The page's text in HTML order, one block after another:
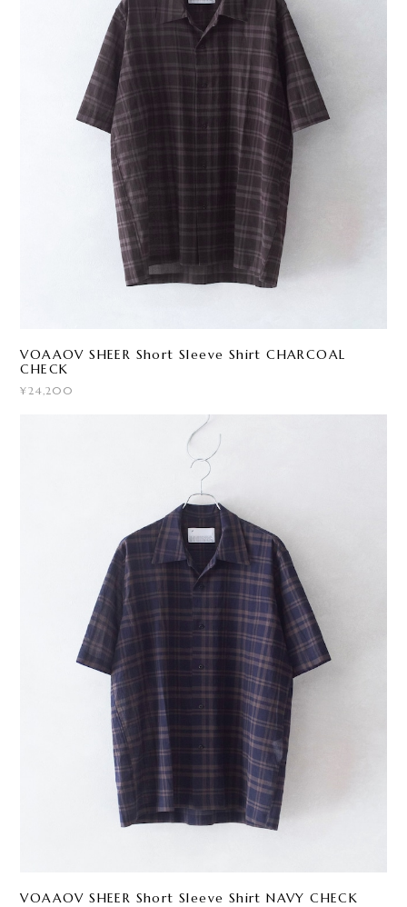
VOAAOV SHEER Short Sleeve Shirt CHARCOAL
CHECK
¥24,200
VOAAOV SHEER Short Sleeve Shirt NAVY CHECK